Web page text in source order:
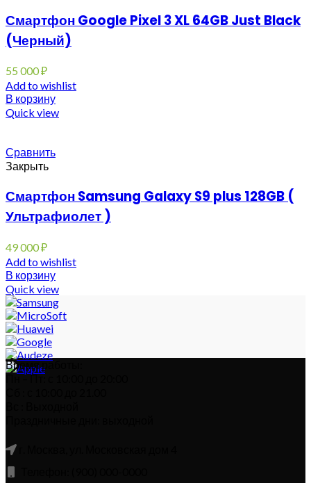
Смартфон Google Pixel 3 XL 64GB Just Black
(Черный)
55 000₽
Add to wishlist
В корзину
Quick view
Сравнить
Закрыть
Смартфон Samsung Galaxy S9 plus 128GB (
Ультрафиолет )
49 000₽
Add to wishlist
В корзину
Quick view
Время работы:
Пн – Пт: с 10:00 до 20:00